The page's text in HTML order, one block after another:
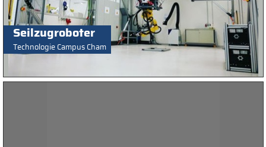
Seilzugroboter
Technologie Campus Cham